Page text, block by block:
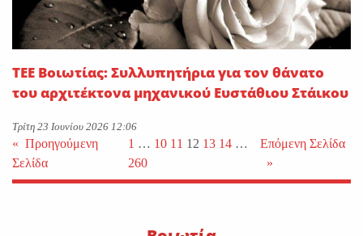
ΤΕΕ Βοιωτίας: Συλλυπητήρια για τον θάνατο
του αρχιτέκτονα μηχανικού Ευστάθιου Στάικου
Τρίτη 23 Ιουνίου 2026 12:06
« Προηγούμενη
Σελίδα
1 … 10 11 12 13 14 …
260
Επόμενη Σελίδα
»